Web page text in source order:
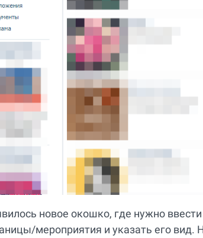
новое окошко, где нужно
мероприятия и указать его